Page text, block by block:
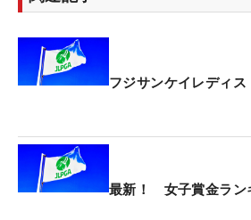
フジサンケイレディ
最新！ 女子賞金ラン